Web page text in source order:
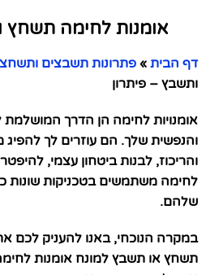
אומנות לחימה תשחץ
דף הבית » פתרונות תשבצים
ותשבץ – פיתרון
אומנויות לחימה הן הדרך
והנפשית שלך. הם עוזרים לך
והריכוז, לבנות ביטחון עצמי,
לחימה משתמשים בטכניקות שונות
שלהם.
במקרה הנוכחי, באנו להעניק לכם
תשחץ או תשבץ למונח אומנות